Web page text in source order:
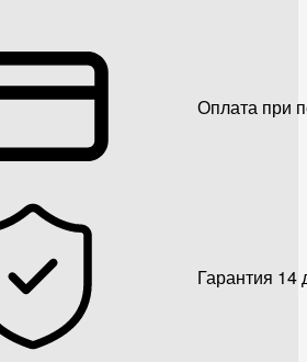
Оплата при
Гарантия 14